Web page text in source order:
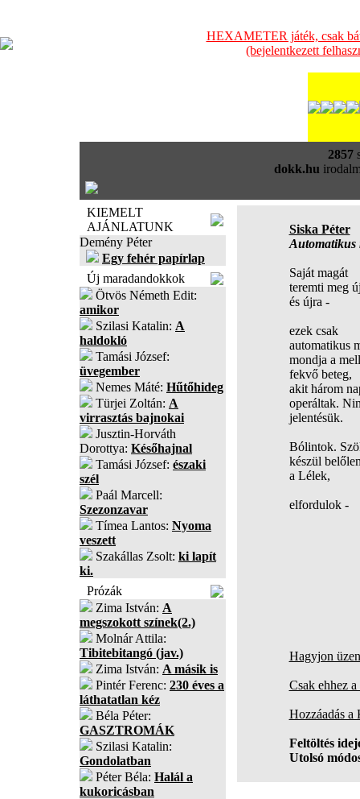
HEXAMETER játék, csak
(bejelentkezett
2857
dokk.hu
KIEMELT
AJÁNLATUNK
Demény Péter
Egy fehér papírlap
Új maradandokkok
Ötvös Németh Edit:
amikor
Szilasi Katalin: A
haldokló
Tamási József:
üvegember
Nemes Máté: Hűtőhideg
Türjei Zoltán: A
virrasztás bajnokai
Jusztin-Horváth
Dorottya: Későhajnal
Tamási József: északi
szél
Paál Marcell:
Szezonzavar
Tímea Lantos: Nyoma
veszett
Szakállas Zsolt: ki lapít
ki.
Prózák
Zima István: A
megszokott színek(2.)
Molnár Attila:
Tibitebitangó (jav.)
Zima István: A másik is
Pintér Ferenc: 230 éves a
láthatatlan kéz
Béla Péter:
GASZTROMÁK
Szilasi Katalin:
Gondolatban
Péter Béla: Halál a
kukoricásban
Siska Péter
Automatikus
Saját magát
teremti meg
és újra -
ezek csak
automatikus
mondja a
fekvő beteg,
akit három
operáltak.
jelentésük.
Bólintok.
készül
a Lélek,
elfordulok -
Hagyjon
Csak ehhez
Hozzáadás
Feltöltés
Utolsó